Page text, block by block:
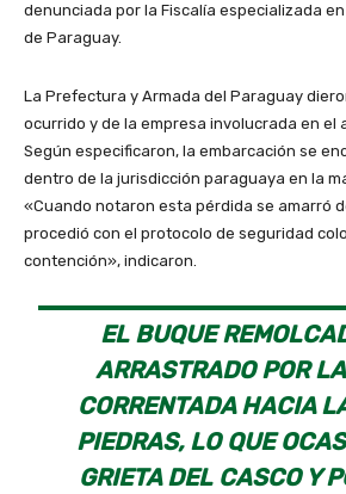
denunciada por la Fiscalía especializada
de Paraguay.
La Prefectura y Armada del Paraguay
ocurrido y de la empresa in­volucrada en el
Según especificaron, la embarcación se
dentro de la jurisdicción paraguaya en la
«Cuando notaron esta pérdi­da se amarró
proce­dió con el protocolo de seguridad
contención», indicaron.
EL BUQUE
ARRASTRADO POR
CORRENTADA HACIA
PIEDRAS, LO QUE
GRIETA DEL CASCO Y